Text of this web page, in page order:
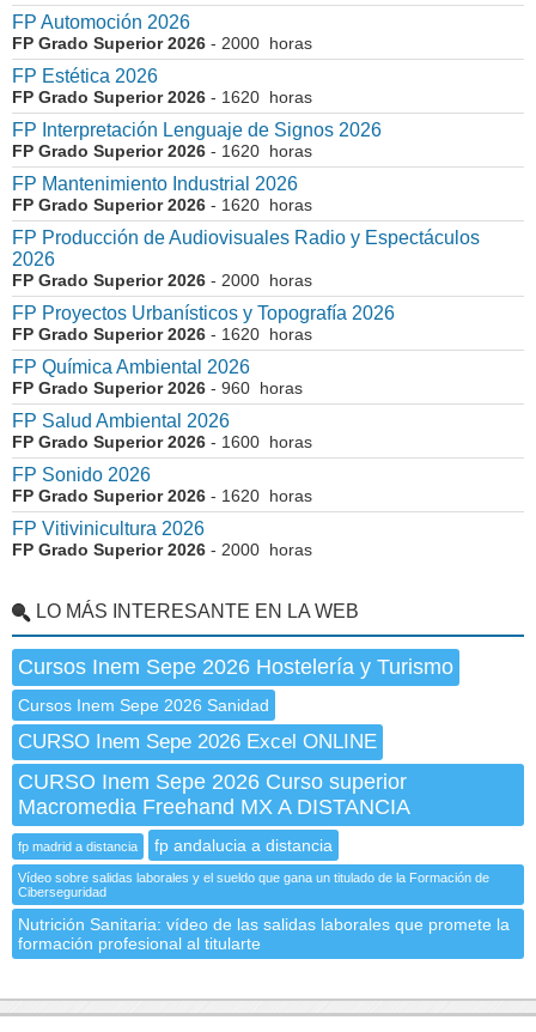
FP Automoción 2026
FP Grado Superior 2026 - 2000 horas
FP Estética 2026
FP Grado Superior 2026 - 1620 horas
FP Interpretación Lenguaje de Signos 2026
FP Grado Superior 2026 - 1620 horas
FP Mantenimiento Industrial 2026
FP Grado Superior 2026 - 1620 horas
FP Producción de Audiovisuales Radio y Espectáculos
2026
FP Grado Superior 2026 - 2000 horas
FP Proyectos Urbanísticos y Topografía 2026
FP Grado Superior 2026 - 1620 horas
FP Química Ambiental 2026
FP Grado Superior 2026 - 960 horas
FP Salud Ambiental 2026
FP Grado Superior 2026 - 1600 horas
FP Sonido 2026
FP Grado Superior 2026 - 1620 horas
FP Vitivinicultura 2026
FP Grado Superior 2026 - 2000 horas
LO MÁS INTERESANTE EN LA WEB
Cursos Inem Sepe 2026 Hostelería y Turismo
Cursos Inem Sepe 2026 Sanidad
CURSO Inem Sepe 2026 Excel ONLINE
CURSO Inem Sepe 2026 Curso superior
Macromedia Freehand MX A DISTANCIA
fp madrid a distancia fp andalucia a distancia
Vídeo sobre salidas laborales y el sueldo que gana un titulado de la Formación de
Ciberseguridad
Nutrición Sanitaria: vídeo de las salidas laborales que promete la
formación profesional al titularte